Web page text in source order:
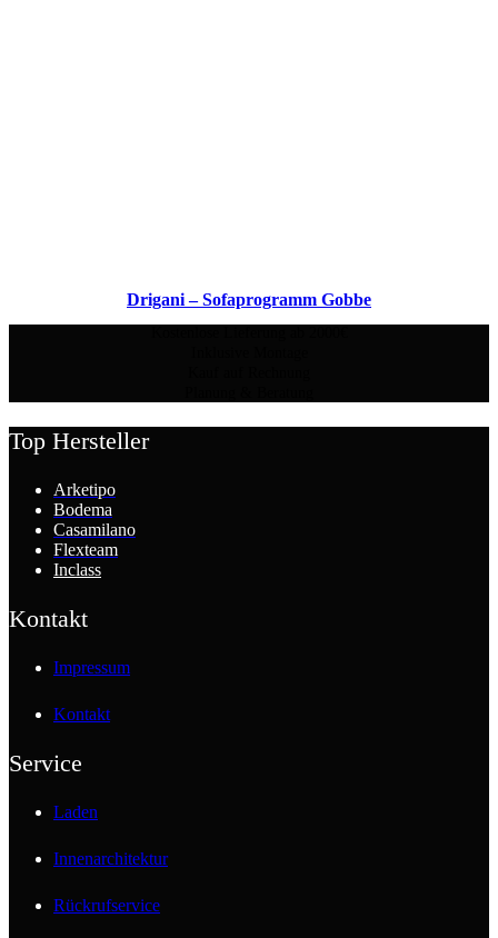
Drigani – Sofaprogramm Gobbe
Top Hersteller
Arketipo
Bodema
Casamilano
Flexteam
Inclass
Kontakt
Impressum
Kontakt
Service
Laden
Innenarchitektur
Rückrufservice